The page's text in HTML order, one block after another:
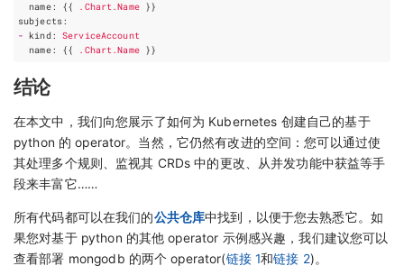
name: {{ .Chart.Name }}
subjects:
-
kind :
ServiceAccount
name: {{ .Chart.Name }}
结论
在本文中，我们向您展示了如何为 Kubernetes 创建自己的基于
python 的 operator。当然，它仍然有改进的空间：您可以通过使
其处理多个规则、监视其 CRDs 中的更改、从并发功能中获益等手
段来丰富它……
所有代码都可以在我们的公共仓库中找到，以便于您去熟悉它。如
果您对基于 python 的其他 operator 示例感兴趣，我们建议您可以
查看部署 mongodb 的两个 operator(链接 1和链接 2)。